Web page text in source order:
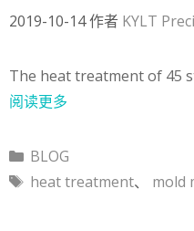
2019-10-14作者 KYLT
The heat treatment of 45
阅读更多
分
类
BLOG
标
heat treatment、 mold